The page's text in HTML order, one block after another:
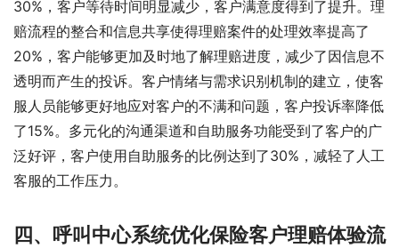
30%，客户等待时间明显减少，客户满意度得到了提升。理
赔流程的整合和信息共享使得理赔案件的处理效率提高了
20%，客户能够更加及时地了解理赔进度，减少了因信息不
透明而产生的投诉。客户情绪与需求识别机制的建立，使客
服人员能够更好地应对客户的不满和问题，客户投诉率降低
了15%。多元化的沟通渠道和自助服务功能受到了客户的广
泛好评，客户使用自助服务的比例达到了30%，减轻了人工
客服的工作压力。
四、呼叫中心系统优化保险客户理赔体验流